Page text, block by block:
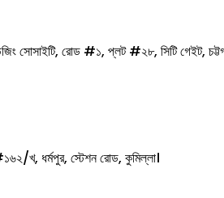
সোসাইটি, রোড #১, প্লট #২৮, সিটি গেইট,
খ, ধর্মপুর, স্টেশন রোড, কুমিল্লা।